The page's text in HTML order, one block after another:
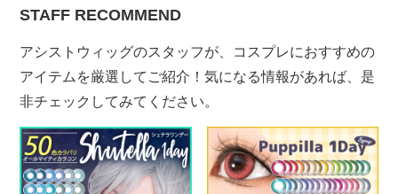
STAFF RECOMMEND
アシストウィッグのスタッフが、コスプレにおすすめの
アイテムを厳選してご紹介！気になる情報があれば、是
非チェックしてみてください。